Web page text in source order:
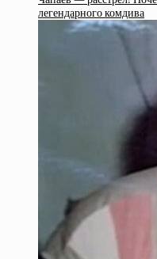
легендарного комдива